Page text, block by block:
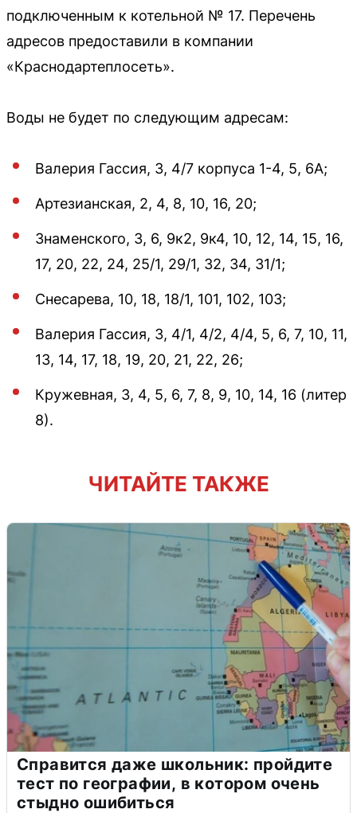
подключенным к котельной № 17. Перечень
адресов предоставили в компании
«Краснодартеплосеть».
Воды не будет по следующим адресам:
Валерия Гассия, 3, 4/7 корпуса 1-4, 5, 6А;
Артезианская, 2, 4, 8, 10, 16, 20;
Знаменского, 3, 6, 9к2, 9к4, 10, 12, 14, 15, 16,
17, 20, 22, 24, 25/1, 29/1, 32, 34, 31/1;
Снесарева, 10, 18, 18/1, 101, 102, 103;
Валерия Гассия, 3, 4/1, 4/2, 4/4, 5, 6, 7, 10, 11,
13, 14, 17, 18, 19, 20, 21, 22, 26;
Кружевная, 3, 4, 5, 6, 7, 8, 9, 10, 14, 16 (литер
8).
ЧИТАЙТЕ ТАКЖЕ
Справится даже школьник: пройдите
тест по географии, в котором очень
стыдно ошибиться